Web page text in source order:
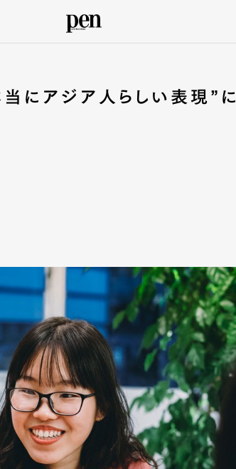
にアジア人らしい表現”に